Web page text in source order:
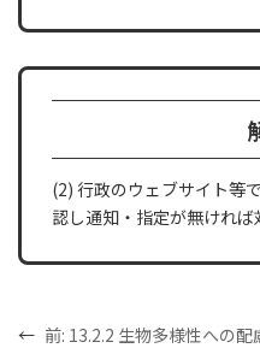
(2) 行政のウェブサイト等
認し通知・指定が無ければ
← 前: 13.2.2 生物多様性への